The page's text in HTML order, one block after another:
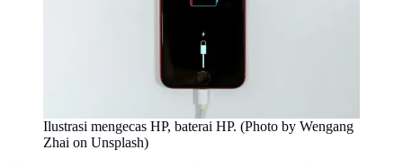
Ilustrasi mengecas HP, baterai HP. (Photo by Wengang
Zhai on Unsplash)